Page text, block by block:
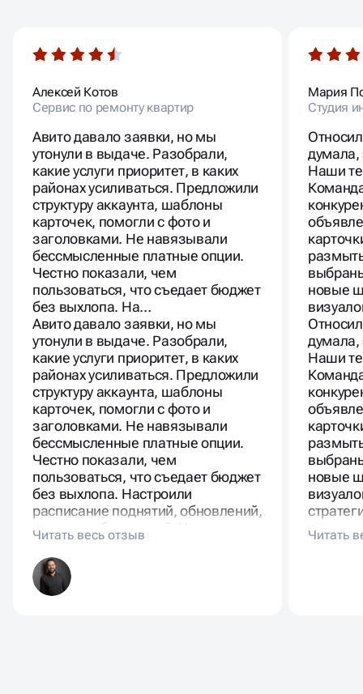
Алексей Котов
Сервис по ремонту квартир
Авито давало заявки, но мы
утонули в выдаче. Разобрали,
какие услуги приоритет, в каких
районах усиливаться. Предложили
структуру аккаунта, шаблоны
карточек, помогли с фото и
заголовками. Не навязывали
бессмысленные платные опции.
Честно показали, чем
пользоваться, что съедает бюджет
без выхлопа. На…
Авито давало заявки, но мы
утонули в выдаче. Разобрали,
какие услуги приоритет, в каких
районах усиливаться. Предложили
структуру аккаунта, шаблоны
карточек, помогли с фото и
заголовками. Не навязывали
бессмысленные платные опции.
Честно показали, чем
пользоваться, что съедает бюджет
без выхлопа. Настроили
расписание поднятий, обновлений,
ротацию объявлений. Через
недели пошёл стабильный поток
целевых обращений. Люди
приходят по конкретным услугам.
Мария
Студия
думала,
Наши
новые
думала,
Наши
новые
где и